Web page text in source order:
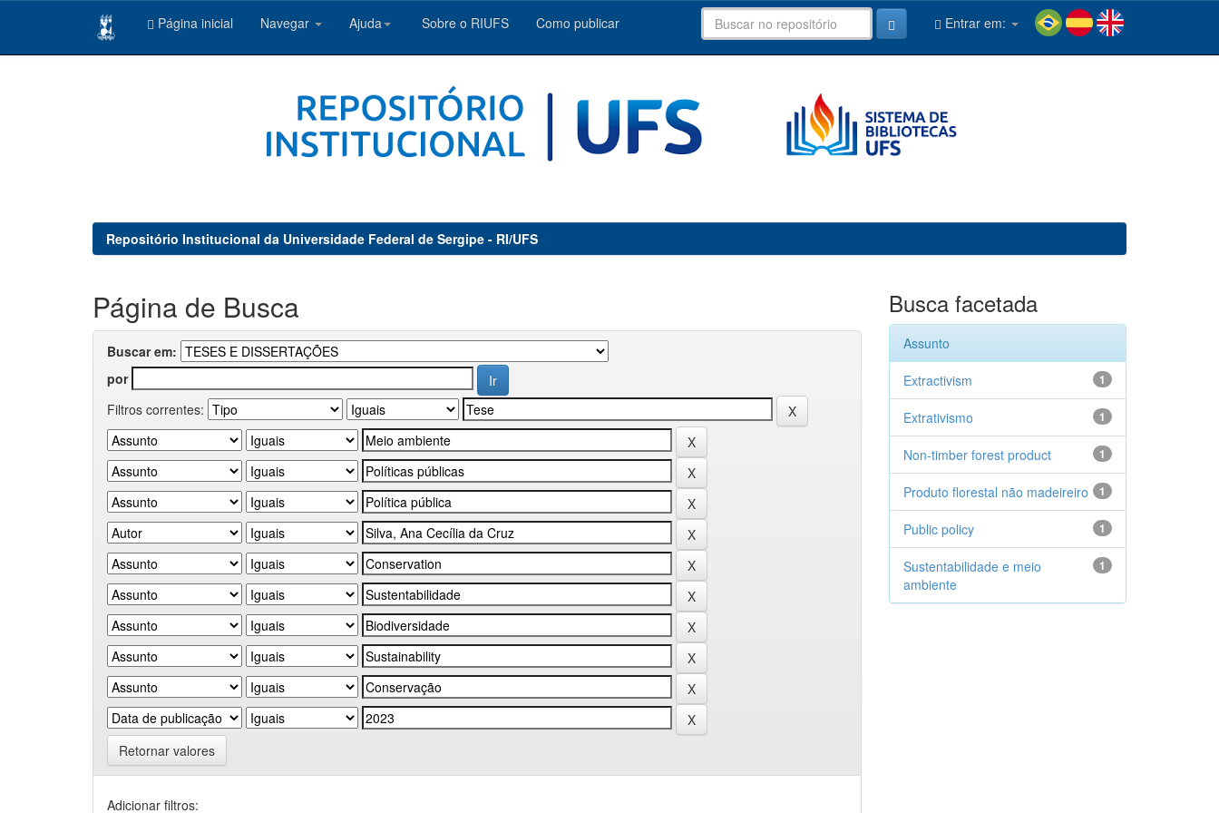
Página inicial Navegar Ajuda Sobre o RIUFS Como publicar Entrar em:
Repositório Institucional da Universidade Federal de Sergipe - RI/UFS
Página de Busca
Buscar em:
por
Filtros correntes:
Retornar valores
Adicionar filtros:
Busca facetada
Assunto
1
Extractivism
1
Extrativismo
1
Non-timber forest product
1
Produto florestal não madeireiro
1
Public policy
1
Sustentabilidade e meio
ambiente